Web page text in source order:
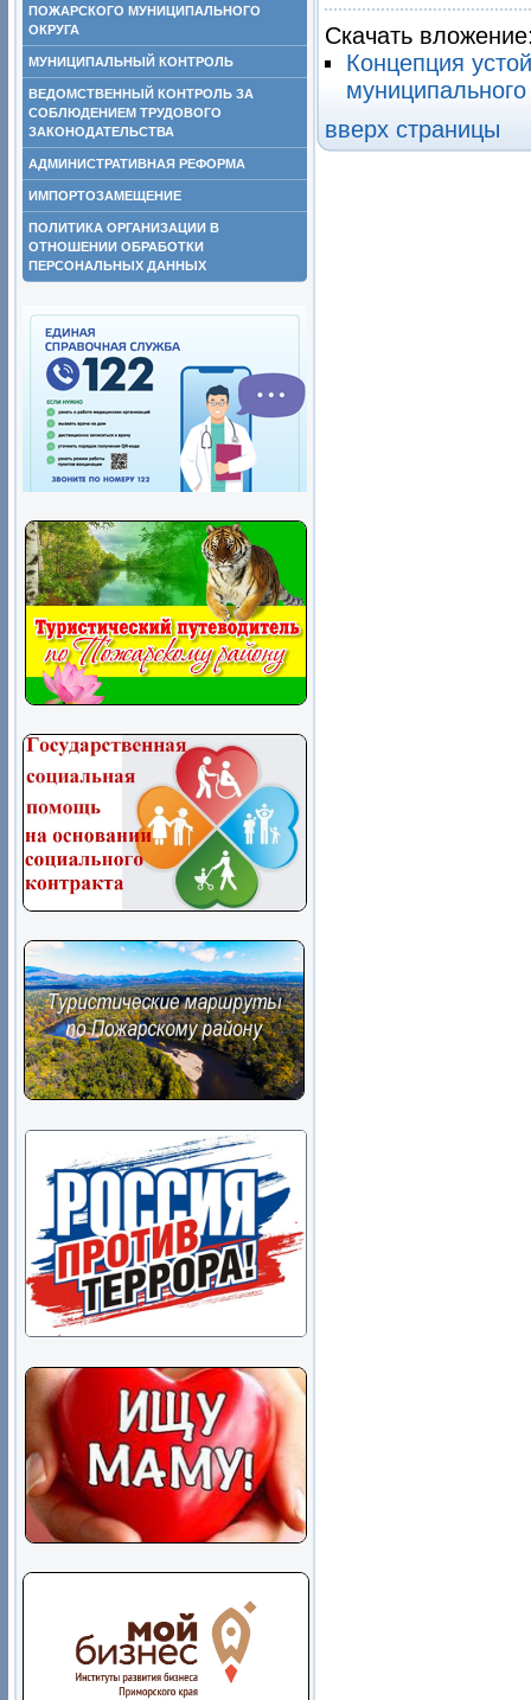
ПОЖАРСКОГО МУНИЦИПАЛЬНОГО
ОКРУГА
МУНИЦИПАЛЬНЫЙ КОНТРОЛЬ
ВЕДОМСТВЕННЫЙ КОНТРОЛЬ ЗА
СОБЛЮДЕНИЕМ ТРУДОВОГО
ЗАКОНОДАТЕЛЬСТВА
АДМИНИСТРАТИВНАЯ РЕФОРМА
ИМПОРТОЗАМЕЩЕНИЕ
ПОЛИТИКА ОРГАНИЗАЦИИ В
ОТНОШЕНИИ ОБРАБОТКИ
ПЕРСОНАЛЬНЫХ ДАННЫХ
Скачать
Концепция
вверх страницы